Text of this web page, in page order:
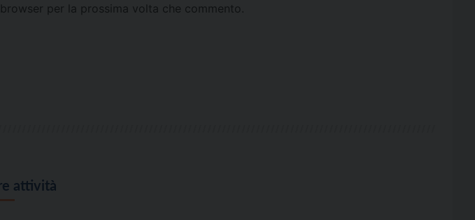
per la prossima volta che commento.
attività